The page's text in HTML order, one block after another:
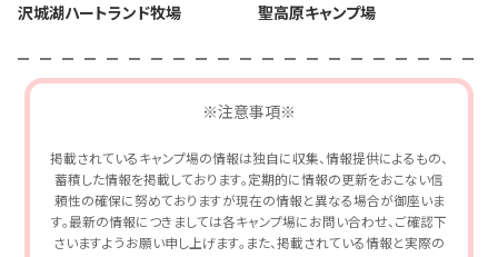
沢城湖ハートランド牧場 聖高原キャンプ場
※注意事項※
掲載されているキャンプ場の情報は独自に収集、情報提供によるもの、
蓄積した情報を掲載しております。定期的に情報の更新をおこない信
頼性の確保に努めておりますが現在の情報と異なる場合が御座いま
す。最新の情報につきましては各キャンプ場にお問い合わせ、ご確認下
さいますようお願い申し上げます。また、掲載されている情報と実際の